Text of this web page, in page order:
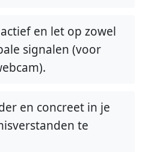
en let op zowel
signalen (voor
en concreet in je
te